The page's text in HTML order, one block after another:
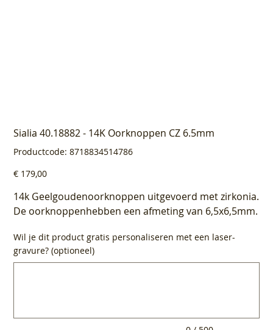
Sialia 40.18882 - 14K Oorknoppen CZ 6.5mm
Productcode: Productcode
8718834514786
8718834514786
Prijs
€ 179,00
14k Geelgoudenoorknoppen uitgevoerd met zirkonia.
De oorknoppenhebben een afmeting van 6,5x6,5mm.
Wil je dit product gratis personaliseren met een laser-
gravure? (optioneel)